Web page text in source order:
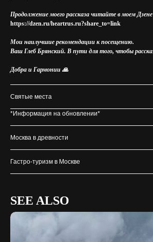
Продолжение моего рассказа читайте в моем
https://dzen.ru/heartrus.ru?share_to=link
Мои наилучшие рекомендации к посещению.
Ваш Глеб Брянский. В пути для того, чтобы
Добра и Гармонии 🙏
Святые места
*Информация на обновлении*
Москва в древности
Гастро-туризм в Москве
SEE ALSO